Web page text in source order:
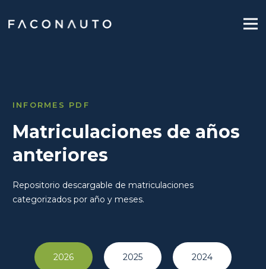
INFORMES PDF
Matriculaciones de años
anteriores
Repositorio descargable de matriculaciones
categorizados por año y meses.
2026 2025 2024